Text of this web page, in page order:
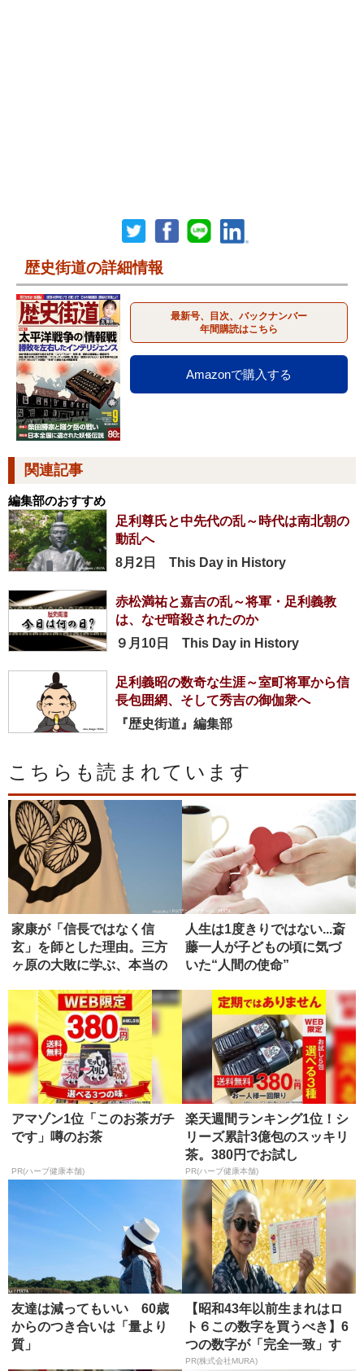
歴史街道の詳細情報
最新号、目次、バックナンバー
年間購読はこちら
Amazonで購入する
関連記事
編集部のおすすめ
足利尊氏と中先代の乱～時代は南北朝の
動乱へ
8月2日 This Day in History
赤松満祐と嘉吉の乱～将軍・足利義教
は、なぜ暗殺されたのか
９月10日 This Day in History
足利義昭の数奇な生涯～室町将軍から信
長包囲網、そして秀吉の御伽衆へ
『歴史街道』編集部
こちらも読まれています
家康が「信長ではなく信
玄」を師とした理由。三方
ヶ原の大敗に学ぶ、本当の
人生は1度きりではない...斎
藤一人が子どもの頃に気づ
いた“人間の使命”
アマゾン1位「このお茶ガチ
です」噂のお茶
PR(ハーブ健康本舗)
楽天週間ランキング1位！シ
リーズ累計3億包のスッキリ
茶。380円でお試し
PR(ハーブ健康本舗)
友達は減ってもいい 60歳
からのつき合いは「量より
質」
【昭和43年以前生まれはロ
ト６この数字を買うべき】6
つの数字が「完全一致」す
る方...
PR(株式会社MURA)